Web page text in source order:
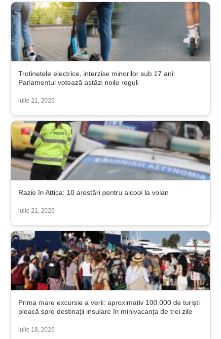
Trotinetele electrice, interzise minorilor sub 17 ani:
Parlamentul votează astăzi noile reguli
iulie 21, 2026
Razie în Attica: 10 arestări pentru alcool la volan
iulie 21, 2026
Prima mare excursie a verii: aproximativ 100.000 de turiști
pleacă spre destinații insulare în minivacanța de trei zile
iulie 18, 2026